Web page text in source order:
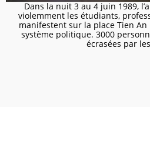
Dans la nuit 3 au 4 juin 1989,
violemment les étudiants,
manifestent sur la place Tien
système politique. 3000
écrasées par